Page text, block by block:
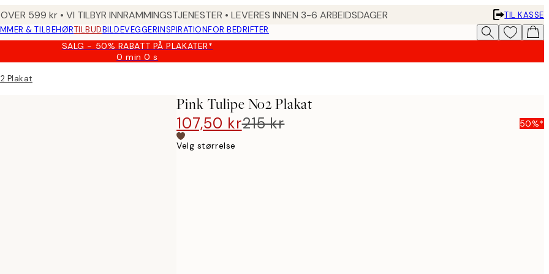
599 kr • VI TILBYR INNRAMMINGSTJENESTER • LEVERES INNEN 3-6 ARBEIDSDAGER
TIL KASSE
& TILBEHØRTILBUDBILDEVEGGERINSPIRATIONFOR BEDRIFTER
SALG - 50% RABATT PÅ PLAKATER*
0 min0 s
Gyldig
Plakat
Pink Tulipe No2 Plakat
107,50 kr215 kr 50%*
Velg størrelse